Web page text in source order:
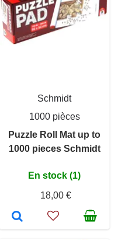
Schmidt
1000 pièces
Puzzle Roll Mat up to
1000 pieces Schmidt
En stock (1)
18,00 €